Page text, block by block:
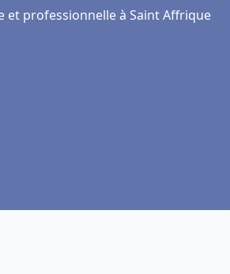
et professionnelle à Saint Affrique